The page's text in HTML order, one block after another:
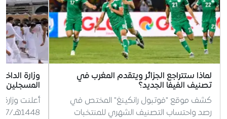
لماذا ستتراجع الجزائر ويتقدم المغرب في
تصنيف الفيفا الجديد؟
كشف موقع "فوتبول رانكينغ" المختص في
رصد واحتساب التصنيف الشهري للمنتخبات
وزارة
المسجلين
أعلنت